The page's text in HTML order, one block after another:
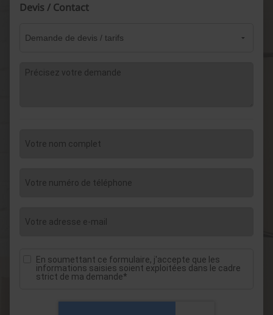
Devis / Contact
En soumettant ce formulaire, j'accepte que les
informations saisies soient exploitées dans le cadre
strict de ma demande*